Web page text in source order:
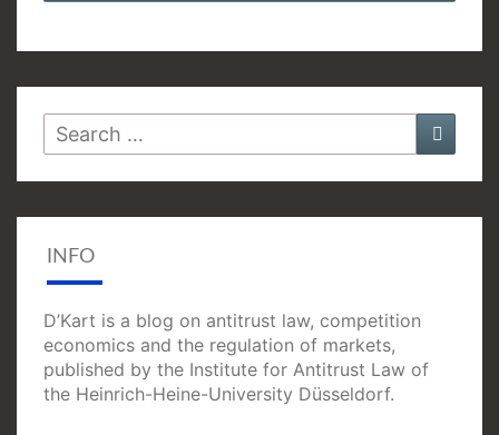
Search
for:
INFO
D’Kart is a blog on antitrust law, competition
economics and the regulation of markets,
published by the Institute for Antitrust Law of
the Heinrich-Heine-University Düsseldorf.